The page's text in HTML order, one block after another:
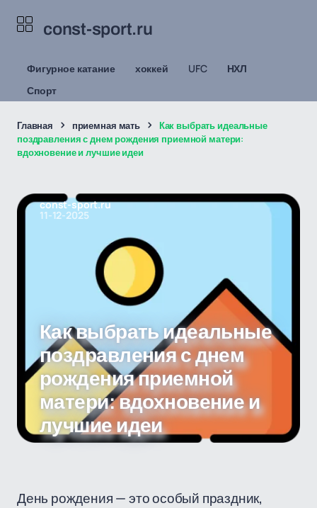
const-sport.ru
Фигурное катание хоккей UFC
НХЛ
Спорт
Главная приемная мать
Как выбрать идеальные
поздравления с днем рождения приемной матери:
вдохновение и лучшие идеи
const-sport.ru
11-12-2025
Как выбрать идеальные
поздравления с днем
рождения приемной
матери: вдохновение и
лучшие идеи
День рождения — это особый праздник,